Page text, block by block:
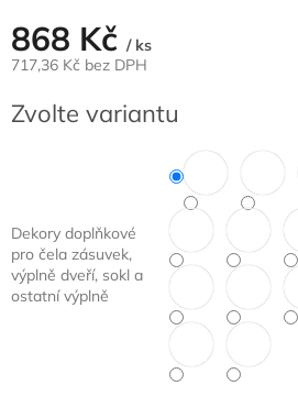
868 Kč / ks
717,36 Kč bez DPH
cena:
Zvolte variantu
Dekory doplňkové
pro čela zásuvek,
výplně dveří, sokl a
ostatní výplně